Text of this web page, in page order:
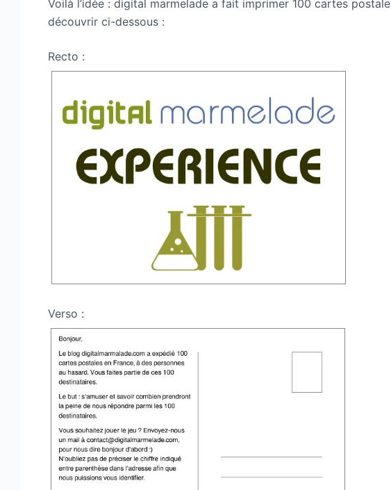
Voilà l’idée : digital marmelade a fait imprimer 100 cartes
découvrir ci-dessous :
Recto :
Verso :